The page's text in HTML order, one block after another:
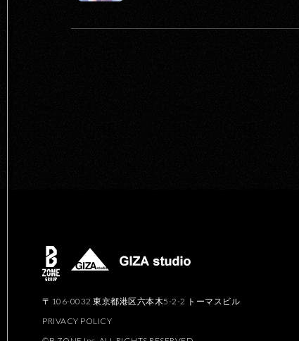
〒106-0032 東京都港区六本木5-2-2 トーマスビル
PRIVACY POLICY